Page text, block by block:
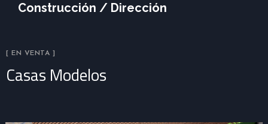
Construcción / Dirección
[ EN VENTA ]
Casas Modelos